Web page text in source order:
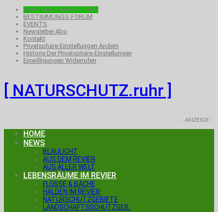
SAMSTAG, 8.AUGUST 2026
BESTIMMUNGS-FORUM
EVENTS
Newsletter-Abo
Kontakt
Privatsphäre-Einstellungen Ändern
Historie Der Privatsphäre-Einstellungen
Einwilligungen Widerrufen
[ NATURSCHUTZ.ruhr ]
- ANZEIGE -
HOME
NEWS
BLAULICHT
AUS DEM REVIER
AUS ALLER WELT
LEBENSRÄUME IM REVIER
FLÜSSE & BÄCHE
HALDEN IM REVIER
NATURSCHUTZGEBIETE
LANDSCHAFTSSCHUTZGEB.